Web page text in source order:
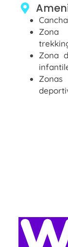
Zona
Zonas